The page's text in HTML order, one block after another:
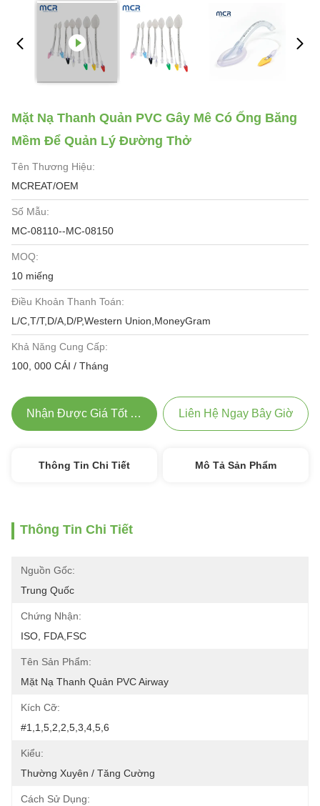
Mặt Nạ Thanh Quản PVC Gây Mê Có Ống Băng
Mềm Để Quản Lý Đường Thở
Tên Thương Hiệu:
MCREAT/OEM
Số Mẫu:
MC-08110--MC-08150
MOQ:
10 miếng
Điều Khoản Thanh Toán:
L/C,T/T,D/A,D/P,Western Union,MoneyGram
Khả Năng Cung Cấp:
100, 000 CÁI / Tháng
Nhận Được Giá Tốt Nhất Liên Hệ Ngay Bây Giờ
Thông Tin Chi Tiết Mô Tả Sản Phẩm
Thông Tin Chi Tiết
Nguồn Gốc:
Trung Quốc
Chứng Nhận:
ISO, FDA,FSC
Tên Sản Phẩm:
Mặt Nạ Thanh Quản PVC Airway
Kích Cỡ:
#1,1,5,2,2,5,3,4,5,6
Kiểu:
Thường Xuyên / Tăng Cường
Cách Sử Dụng: